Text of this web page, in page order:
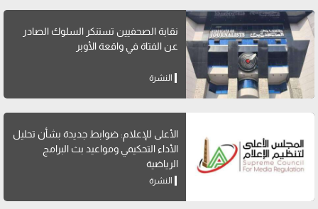
نقابة الصحفيين تستنكر السلوك الصادر
عن الفتاة في واقعة الأوبر
النشرة
الأعلى للإعلام: ضوابط جديدة بشأن تحليل
الأداء التحكيمي ومواعيد بث البرامج
الرياضية
النشرة